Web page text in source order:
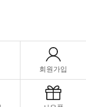
회원가입